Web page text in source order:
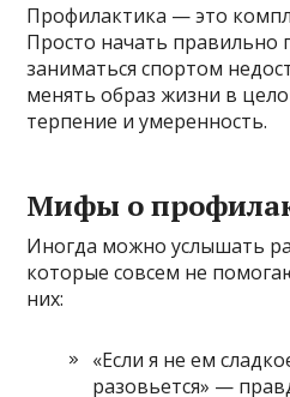
Профилактика — это
Просто начать правильно
заниматься спортом
менять образ жизни в
терпение и умеренность.
Мифы о
Иногда можно услышать
которые совсем не
них:
«Если я не ем
разовьется» —